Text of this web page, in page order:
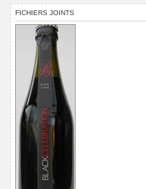
FICHIERS JOINTS